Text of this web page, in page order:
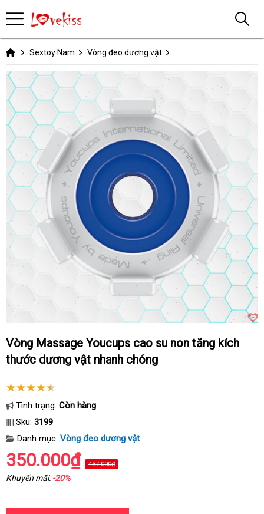
Sextoy Nam Vòng đeo dương vật
Vòng Massage Youcups cao su non tăng kích
thước dương vật nhanh chóng
Tình trạng: Còn hàng
Sku: 3199
Danh mục: Vòng đeo dương vật
350.000₫ 437.000₫
Khuyến mãi:-20%